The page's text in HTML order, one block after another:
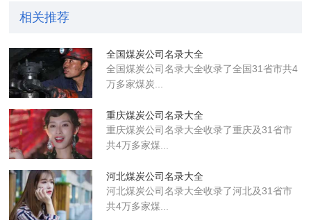
相关推荐
全国煤炭公司名录大全
全国煤炭公司名录大全收录了全国31省市共4
万多家煤炭...
重庆煤炭公司名录大全
重庆煤炭公司名录大全收录了重庆及31省市
共4万多家煤...
河北煤炭公司名录大全
河北煤炭公司名录大全收录了河北及31省市
共4万多家煤...